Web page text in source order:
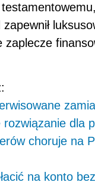
zaplecze
rozwiązanie dla
choruje na
na konto